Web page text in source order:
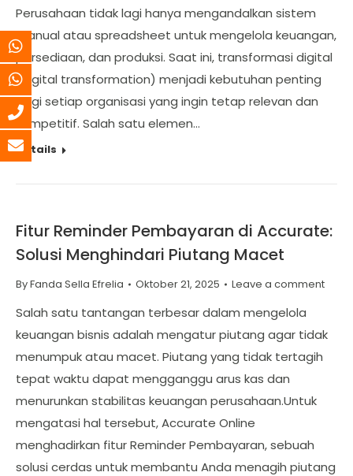
Perusahaan tidak lagi hanya mengandalkan sistem
manual atau spreadsheet untuk mengelola keuangan,
persediaan, dan produksi. Saat ini, transformasi digital
(digital transformation) menjadi kebutuhan penting
bagi setiap organisasi yang ingin tetap relevan dan
kompetitif. Salah satu elemen…
Details
Fitur Reminder Pembayaran di Accurate:
Solusi Menghindari Piutang Macet
ByFanda Sella Efrelia Oktober 21, 2025 Leave a comment
Salah satu tantangan terbesar dalam mengelola
keuangan bisnis adalah mengatur piutang agar tidak
menumpuk atau macet. Piutang yang tidak tertagih
tepat waktu dapat mengganggu arus kas dan
menurunkan stabilitas keuangan perusahaan.Untuk
mengatasi hal tersebut, Accurate Online
menghadirkan fitur Reminder Pembayaran, sebuah
solusi cerdas untuk membantu Anda menagih piutang